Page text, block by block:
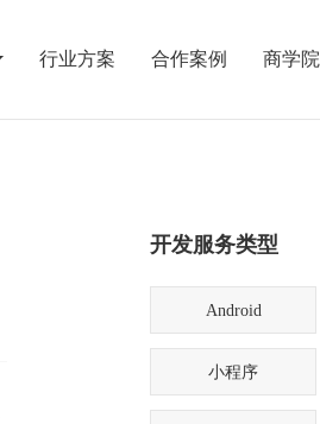
行业方案 合作案例 商学院
开发服务类型
Android
小程序